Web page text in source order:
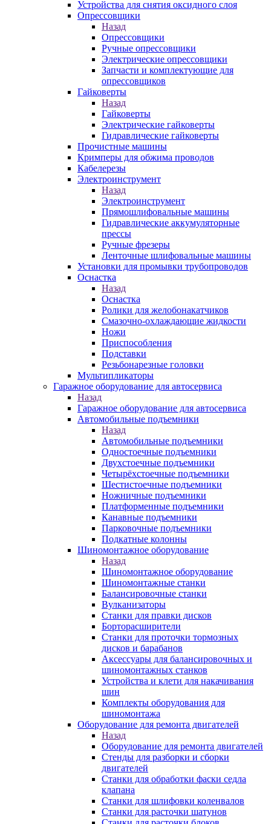
Устройства для снятия оксидного слоя
Опрессовщики
Назад
Опрессовщики
Ручные опрессовщики
Электрические опрессовщики
Запчасти и комплектующие для
опрессовщиков
Гайковерты
Назад
Гайковерты
Электрические гайковерты
Гидравлические гайковерты
Прочистные машины
Кримперы для обжима проводов
Кабелерезы
Электроинструмент
Назад
Электроинструмент
Прямошлифовальные машины
Гидравлические аккумуляторные
прессы
Ручные фрезеры
Ленточные шлифовальные машины
Установки для промывки трубопроводов
Оснастка
Назад
Оснастка
Ролики для желобонакатчиков
Смазочно-охлаждающие жидкости
Ножи
Приспособления
Подставки
Резьбонарезные головки
Мультипликаторы
Гаражное оборудование для автосервиса
Назад
Гаражное оборудование для автосервиса
Автомобильные подъемники
Назад
Автомобильные подъемники
Одностоечные подъемники
Двухстоечные подъемники
Четырёхстоечные подъемники
Шестистоечные подъемники
Ножничные подъемники
Платформенные подъемники
Канавные подъемники
Парковочные подъемники
Подкатные колонны
Шиномонтажное оборудование
Назад
Шиномонтажное оборудование
Шиномонтажные станки
Балансировочные станки
Вулканизаторы
Станки для правки дисков
Борторасширители
Станки для проточки тормозных
дисков и барабанов
Аксессуары для балансировочных и
шиномонтажных станков
Устройства и клети для накачивания
шин
Комплекты оборудования для
шиномонтажа
Оборудование для ремонта двигателей
Назад
Оборудование для ремонта двигателей
Стенды для разборки и сборки
двигателей
Станки для обработки фаски седла
клапана
Станки для шлифовки коленвалов
Станки для расточки шатунов